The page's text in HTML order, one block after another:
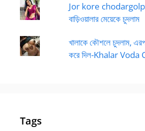
Jor kore
বাড়িওয়ালার মেয়েকে চুদলাম
খালাকে কৌশলে চুদলাম,
করে দিল-Khalar Voda
Tags